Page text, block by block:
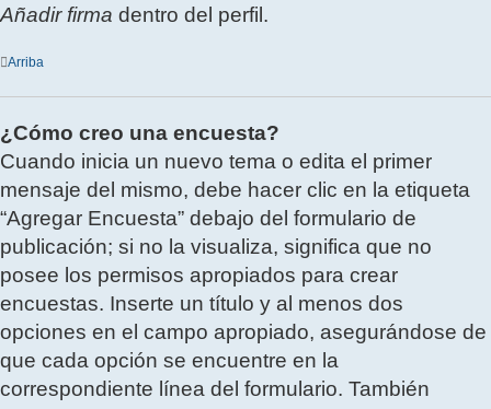
Añadir firma dentro del perfil.
Arriba
¿Cómo creo una encuesta?
Cuando inicia un nuevo tema o edita el primer
mensaje del mismo, debe hacer clic en la etiqueta
“Agregar Encuesta” debajo del formulario de
publicación; si no la visualiza, significa que no
posee los permisos apropiados para crear
encuestas. Inserte un título y al menos dos
opciones en el campo apropiado, asegurándose de
que cada opción se encuentre en la
correspondiente línea del formulario. También